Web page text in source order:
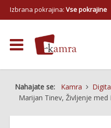
Izbrana pokrajina: Vse pokrajine
Nahajate se: Kamra
Marijan Tinev, Življenje med